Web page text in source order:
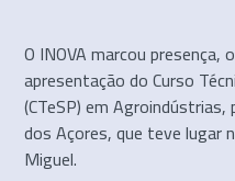
O INOVA marcou
apresentação do Curso
(CTeSP) em
dos Açores, que teve lugar
Miguel.